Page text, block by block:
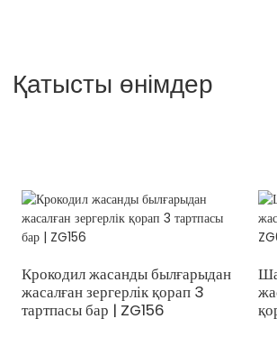
Қатысты өнімдер
Крокодил жасанды былғарыдан
жасалған зергерлік қорап 3
тартпасы бар | ZG156